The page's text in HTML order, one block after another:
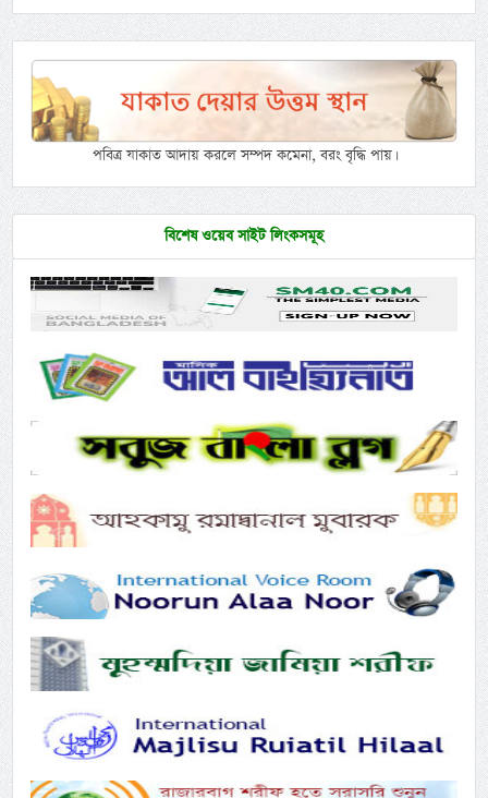
পবিত্র যাকাত আদায় করলে সম্পদ কমেনা, বরং বৃদ্ধি পায়।
বিশেষ ওয়েব সাইট লিংকসমূহ